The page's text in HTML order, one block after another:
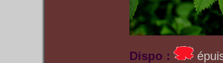
Dispo :